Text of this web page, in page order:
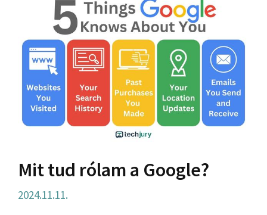
Mit tud rólam a Google?
2024.11.11.